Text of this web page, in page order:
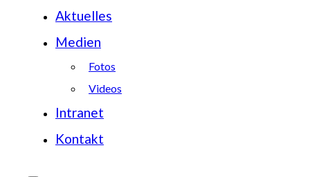
Aktuelles
Medien
Fotos
Videos
Intranet
Kontakt